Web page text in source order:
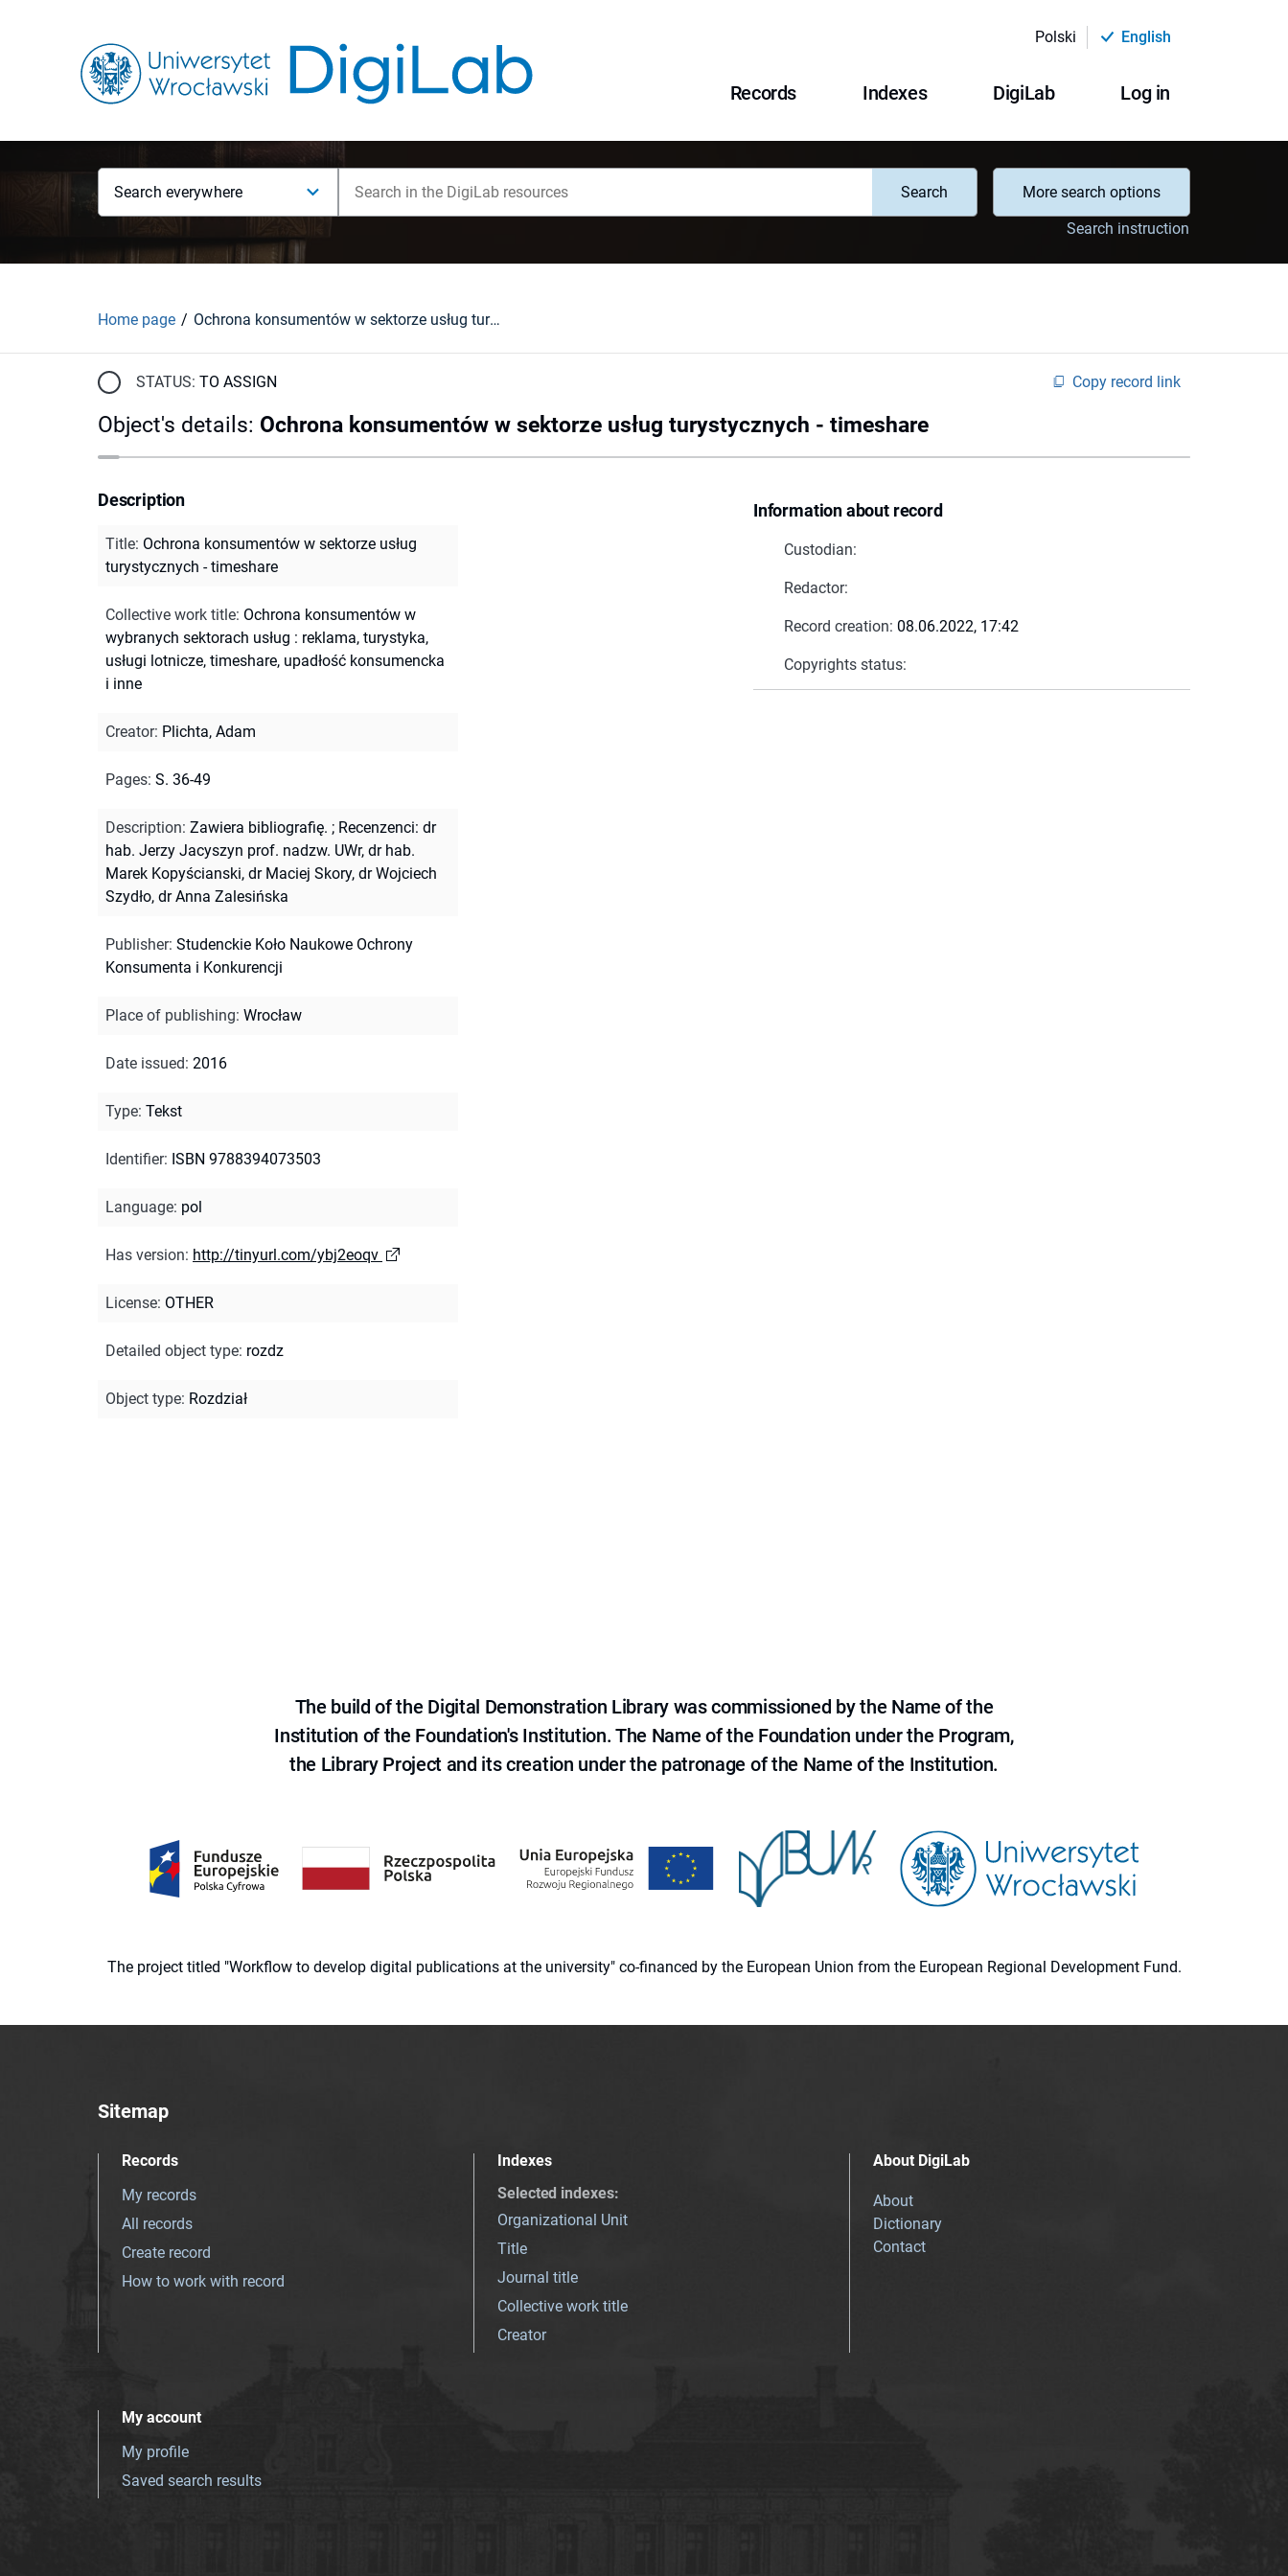
Polski English
Records Indexes DigiLab Log in
Search everywhere Search
More search options
Search instruction
Home page Ochrona konsumentów w sektorze usług turystycznych - timeshare
STATUS: TO ASSIGN Copy record link
Object's details: Ochrona konsumentów w sektorze usług turystycznych - timeshare
Information about record
Custodian:
Redactor:
Record creation: 08.06.2022, 17:42
Copyrights status:
Description
Title: Ochrona konsumentów w sektorze usług
turystycznych - timeshare
Collective work title: Ochrona konsumentów w
wybranych sektorach usług : reklama, turystyka,
usługi lotnicze, timeshare, upadłość konsumencka
i inne
Creator: Plichta, Adam
Pages: S. 36-49
Description: Zawiera bibliografię. ; Recenzenci: dr
hab. Jerzy Jacyszyn prof. nadzw. UWr, dr hab.
Marek Kopyścianski, dr Maciej Skory, dr Wojciech
Szydło, dr Anna Zalesińska
Publisher: Studenckie Koło Naukowe Ochrony
Konsumenta i Konkurencji
Place of publishing: Wrocław
Date issued: 2016
Type: Tekst
Identifier: ISBN 9788394073503
Language: pol
Has version: http://tinyurl.com/ybj2eoqv
License: OTHER
Detailed object type: rozdz
Object type: Rozdział
The build of the Digital Demonstration Library was commissioned by the Name of the
Institution of the Foundation's Institution. The Name of the Foundation under the Program,
the Library Project and its creation under the patronage of the Name of the Institution.
The project titled "Workflow to develop digital publications at the university" co-financed by the European Union from the European Regional Development Fund.
Sitemap
Records
My records
All records
Create record
How to work with record
Indexes
Selected indexes:
Organizational Unit
Title
Journal title
Collective work title
Creator
About DigiLab
About
Dictionary
Contact
My account
My profile
Saved search results